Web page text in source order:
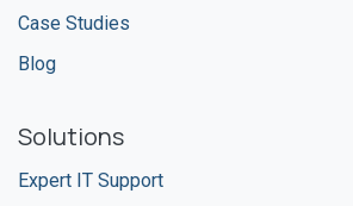
Case Studies
Blog
Solutions
Expert IT Support